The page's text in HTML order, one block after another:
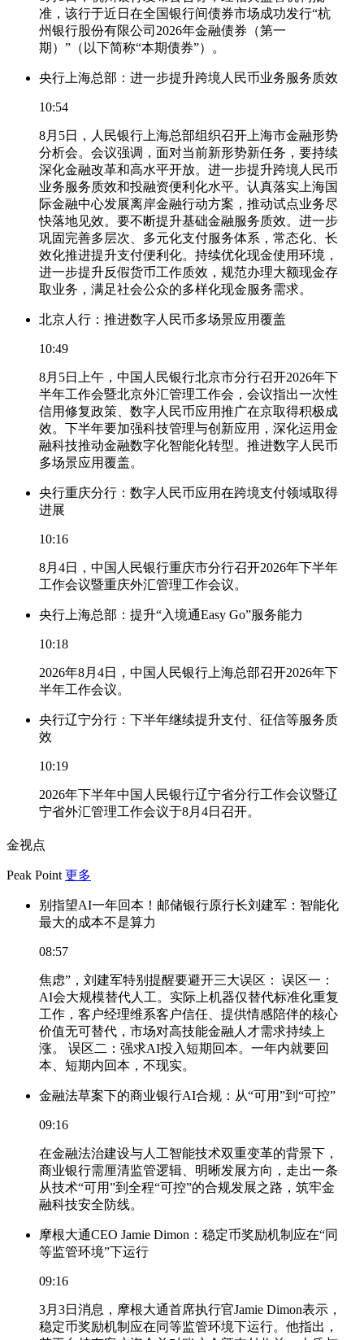
准，该行于近日在全国银行间债券市场成功发行“杭
州银行股份有限公司2026年金融债券（第一
期）”（以下简称“本期债券”）。
央行上海总部：进一步提升跨境人民币业务服务质效
10:54
8月5日，人民银行上海总部组织召开上海市金融形势
分析会。会议强调，面对当前新形势新任务，要持续
深化金融改革和高水平开放。进一步提升跨境人民币
业务服务质效和投融资便利化水平。认真落实上海国
际金融中心发展离岸金融行动方案，推动试点业务尽
快落地见效。要不断提升基础金融服务质效。进一步
巩固完善多层次、多元化支付服务体系，常态化、长
效化推进提升支付便利化。持续优化现金使用环境，
进一步提升反假货币工作质效，规范办理大额现金存
取业务，满足社会公众的多样化现金服务需求。
北京人行：推进数字人民币多场景应用覆盖
10:49
8月5日上午，中国人民银行北京市分行召开2026年下
半年工作会暨北京外汇管理工作会，会议指出一次性
信用修复政策、数字人民币应用推广在京取得积极成
效。下半年要加强科技管理与创新应用，深化运用金
融科技推动金融数字化智能化转型。推进数字人民币
多场景应用覆盖。
央行重庆分行：数字人民币应用在跨境支付领域取得
进展
10:16
8月4日，中国人民银行重庆市分行召开2026年下半年
工作会议暨重庆外汇管理工作会议。
央行上海总部：提升“入境通Easy Go”服务能力
10:18
2026年8月4日，中国人民银行上海总部召开2026年下
半年工作会议。
央行辽宁分行：下半年继续提升支付、征信等服务质
效
10:19
2026年下半年中国人民银行辽宁省分行工作会议暨辽
宁省外汇管理工作会议于8月4日召开。
金视点
Peak Point 更多
别指望AI一年回本！邮储银行原行长刘建军：智能化
最大的成本不是算力
08:57
焦虑”，刘建军特别提醒要避开三大误区： 误区一：
AI会大规模替代人工。实际上机器仅替代标准化重复
工作，客户经理维系客户信任、提供情感陪伴的核心
价值无可替代，市场对高技能金融人才需求持续上
涨。 误区二：强求AI投入短期回本。一年内就要回
本、短期内回本，不现实。
金融法草案下的商业银行AI合规：从“可用”到“可控”
09:16
在金融法治建设与人工智能技术双重变革的背景下，
商业银行需厘清监管逻辑、明晰发展方向，走出一条
从技术“可用”到全程“可控”的合规发展之路，筑牢金
融科技安全防线。
摩根大通CEO Jamie Dimon：稳定币奖励机制应在“同
等监管环境”下运行
09:16
3月3日消息，摩根大通首席执行官Jamie Dimon表示，
稳定币奖励机制应在同等监管环境下运行。他指出，